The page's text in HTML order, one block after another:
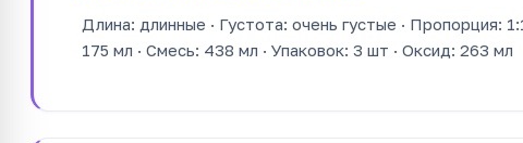
Длина: длинные · Густота: очень густые · Пропорция:
175 мл · Смесь: 438 мл · Упаковок: 3 шт · Оксид: 263 мл